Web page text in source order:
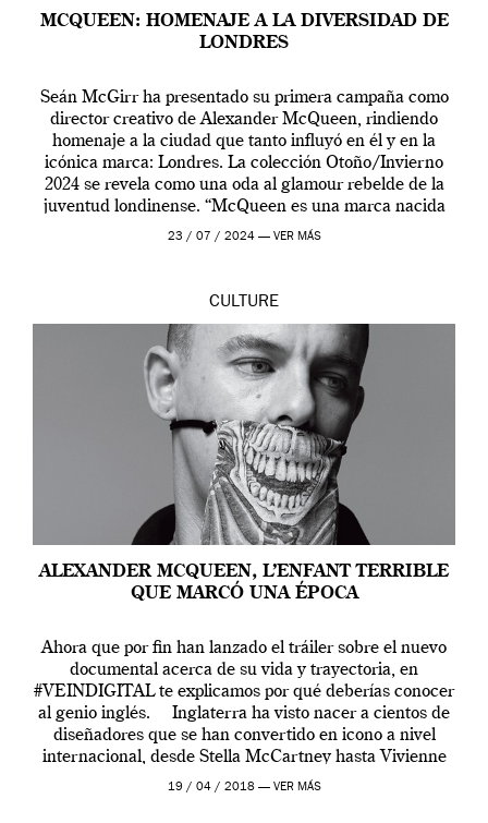
MCQUEEN: HOMENAJE A LA DIVERSIDAD DE
LONDRES
Seán McGirr ha presentado su primera campaña como
director creativo de Alexander McQueen, rindiendo
homenaje a la ciudad que tanto influyó en él y en la
icónica marca: Londres. La colección Otoño/Invierno
2024 se revela como una oda al glamour rebelde de la
juventud londinense. “McQueen es una marca nacida
en Londres y siempre ha […]
23 / 07 / 2024 — VER MÁS
CULTURE
ALEXANDER MCQUEEN, L’ENFANT TERRIBLE
QUE MARCÓ UNA ÉPOCA
Ahora que por fin han lanzado el tráiler sobre el nuevo
documental acerca de su vida y trayectoria, en
#VEINDIGITAL te explicamos por qué deberías conocer
al genio inglés. Inglaterra ha visto nacer a cientos de
diseñadores que se han convertido en icono a nivel
internacional, desde Stella McCartney hasta Vivienne
Westwood pasando […]
19 / 04 / 2018 — VER MÁS